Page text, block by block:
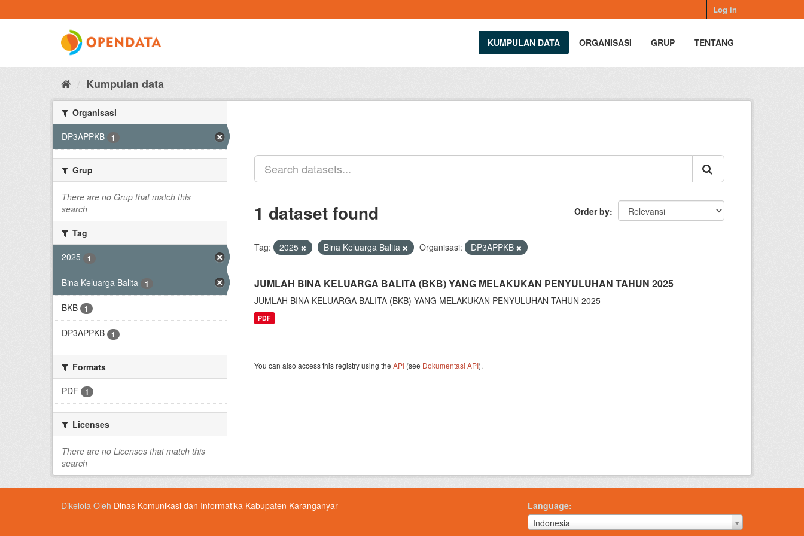
to
Log in
KUMPULAN DATA ORGANISASI GRUP TENTANG
Kumpulan data
Organisasi
DP3APPKB
1
Grup
There are no Grup that match this
search
Tag
2025
1
Bina Keluarga Balita 1
BKB 1
DP3APPKB 1
Formats
PDF
1
Licenses
There are no Licenses that match this
search
Order by
1 dataset found
Tag: 2025 Bina Keluarga Balita Organisasi: DP3APPKB
JUMLAH BINA KELUARGA BALITA (BKB) YANG MELAKUKAN PENYULUHAN TAHUN 2025
JUMLAH BINA KELUARGA BALITA (BKB) YANG MELAKUKAN PENYULUHAN TAHUN 2025
PDF
You can also access this registry using the API (see Dokumentasi API).
Dikelola Oleh Dinas Komunikasi dan Informatika Kabupaten Karanganyar
Language
Indonesia
Language